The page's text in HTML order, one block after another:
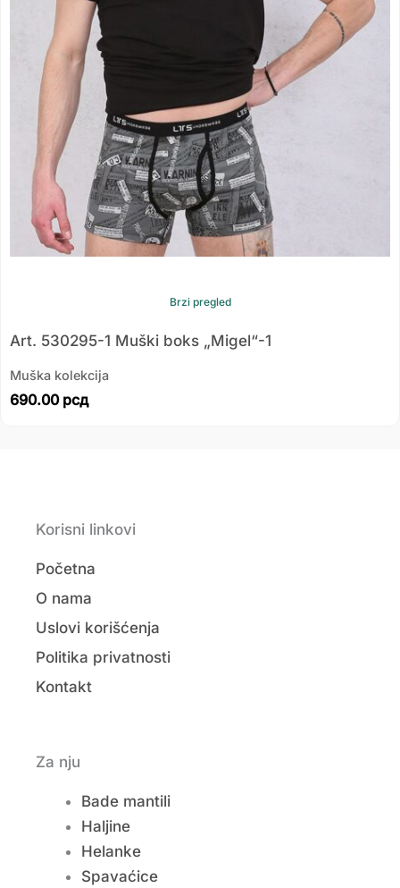
Brzi pregled
Art. 530295-1 Muški boks „Migel“-1
Muška kolekcija
690.00 рсд
Korisni linkovi
Početna
O nama
Uslovi korišćenja
Politika privatnosti
Kontakt
Za nju
Bade mantili
Haljine
Helanke
Spavaćice